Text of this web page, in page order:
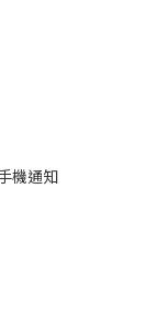
機通知